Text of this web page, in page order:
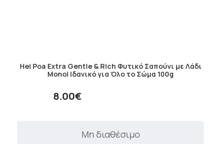
Hei Poa Extra Gentle & Rich Φυτικό Σαπούνι με Λάδι
Monoi Ιδανικό για Όλο το Σώμα 100g
8.00€
Μη διαθέσιμο